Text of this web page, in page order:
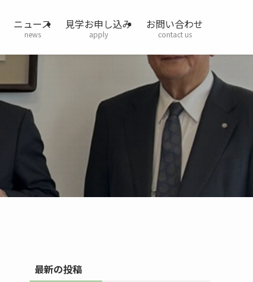
ニュース
news
見学お申し込み
apply
お問い合わせ
contact us
最新の投稿